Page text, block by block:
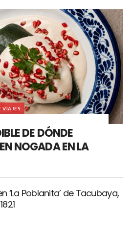
VIAJES
DE DÓNDE
NOGADA EN LA
‘La Poblanita’ de Tacubaya,